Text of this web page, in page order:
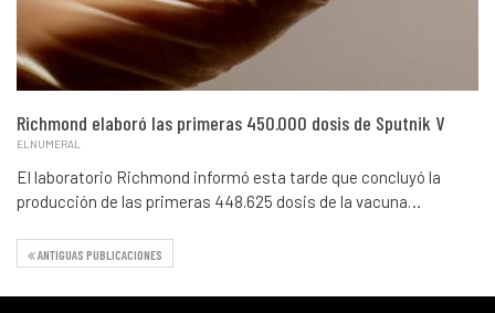
Richmond elaboró las primeras 450.000 dosis de Sputnik V
ELNUMERAL
El laboratorio Richmond informó esta tarde que concluyó la
producción de las primeras 448.625 dosis de la vacuna…
ANTIGUAS PUBLICACIONES